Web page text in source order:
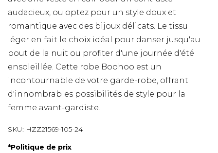
audacieux, ou optez pour un style doux et
romantique avec des bijoux délicats. Le tissu
léger en fait le choix idéal pour danser jusqu'au
bout de la nuit ou profiter d'une journée d'été
ensoleillée. Cette robe Boohoo est un
incontournable de votre garde-robe, offrant
d'innombrables possibilités de style pour la
femme avant-gardiste.
SKU: HZZ21569-105-24
*Politique de prix